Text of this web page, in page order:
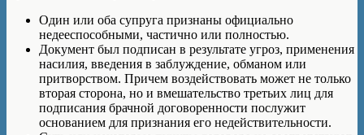
Один или оба супруга признаны официально
недееспособными, частично или полностью.
Документ был подписан в результате угроз, применения
насилия, введения в заблуждение, обманом или
притворством. Причем воздействовать может не только
вторая сторона, но и вмешательство третьих лиц для
подписания брачной договоренности послужит
основанием для признания его недействительности.